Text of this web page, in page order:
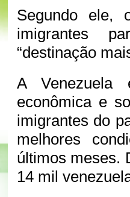
Segundo ele,
imigrantes
“destinação
A Venezuela
econômica e
imigrantes do
melhores
últimos meses.
14 mil